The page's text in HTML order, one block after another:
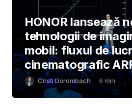
HONOR lansează
tehnologii de
mobil: fluxul de
cinematografic
Cristi Dorombach 6 min